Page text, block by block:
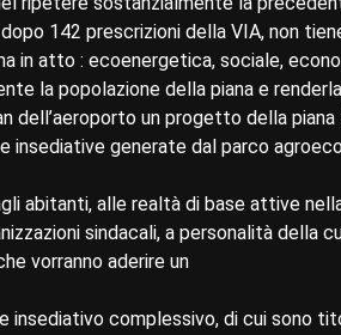
142 prescrizioni della VIA, non
in atto : ecoenergetica, sociale,
la popolazione della piana e
dell’aeroporto un progetto della
insediative generate dal parco
abitanti, alle realtà di base attive
sindacali, a personalità della
vorranno aderire un
insediativo complessivo, di cui sono